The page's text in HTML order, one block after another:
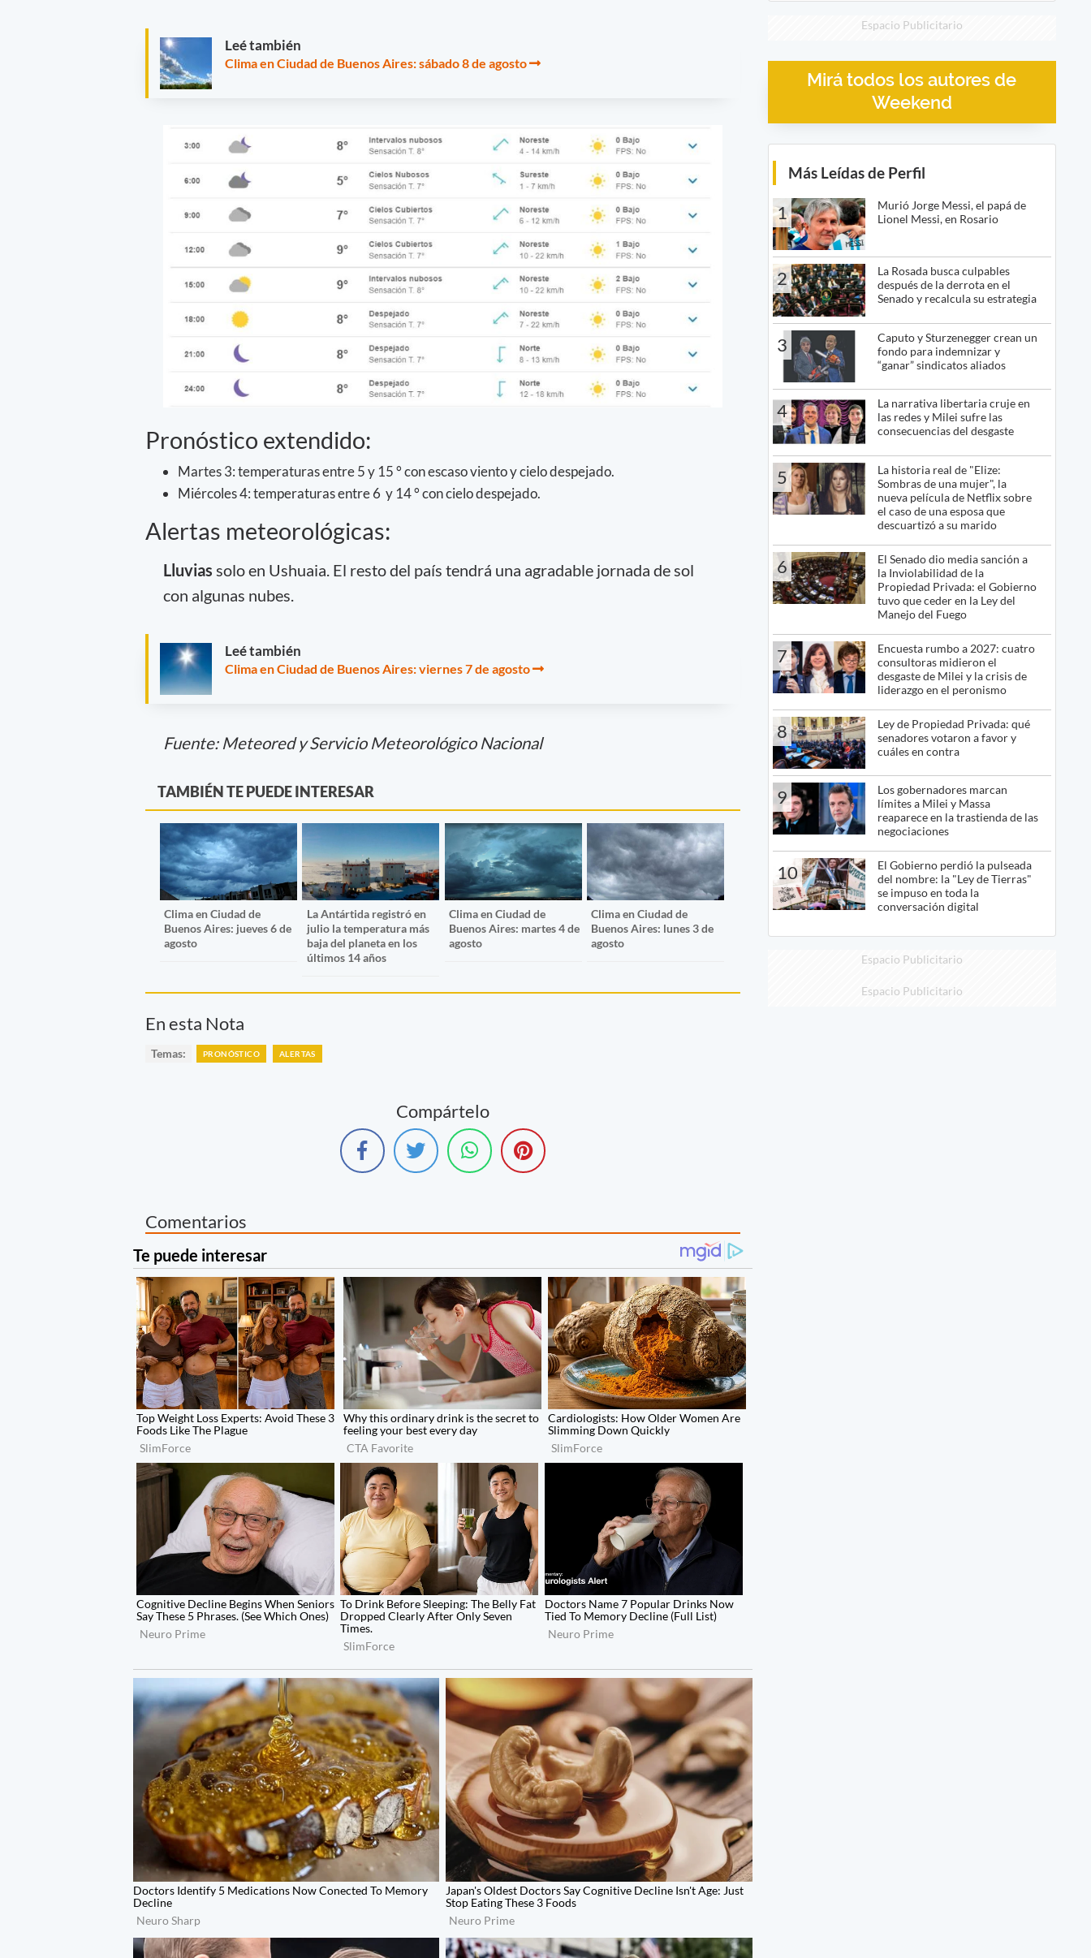
Leé también
Clima en Ciudad de Buenos Aires: sábado 8 de agosto
Pronóstico extendido:
Martes 3: temperaturas entre 5 y 15 ° con escaso viento y cielo despejado.
Miércoles 4: temperaturas entre 6 y 14 ° con cielo despejado.
Alertas meteorológicas:
Lluvias solo en Ushuaia. El resto del país tendrá una agradable jornada de sol
con algunas nubes.
Leé también
Clima en Ciudad de Buenos Aires: viernes 7 de agosto
Fuente: Meteored y Servicio Meteorológico Nacional
TAMBIÉN TE PUEDE INTERESAR
Clima en Ciudad de
Buenos Aires: jueves 6 de
agosto
La Antártida registró en
julio la temperatura más
baja del planeta en los
últimos 14 años
Clima en Ciudad de
Buenos Aires: martes 4 de
agosto
Clima en Ciudad de
Buenos Aires: lunes 3 de
agosto
En esta Nota
Temas: PRONÓSTICO ALERTAS
Compártelo
Comentarios
Espacio Publicitario
Mirá todos los autores de
Weekend
Más Leídas de Perfil
1
Murió Jorge Messi, el papá de
Lionel Messi, en Rosario
2
La Rosada busca culpables
después de la derrota en el
Senado y recalcula su estrategia
3
Caputo y Sturzenegger crean un
fondo para indemnizar y
“ganar” sindicatos aliados
4
La narrativa libertaria cruje en
las redes y Milei sufre las
consecuencias del desgaste
5
La historia real de "Elize:
Sombras de una mujer", la
nueva película de Netflix sobre
el caso de una esposa que
descuartizó a su marido
6
El Senado dio media sanción a
la Inviolabilidad de la
Propiedad Privada: el Gobierno
tuvo que ceder en la Ley del
Manejo del Fuego
7
Encuesta rumbo a 2027: cuatro
consultoras midieron el
desgaste de Milei y la crisis de
liderazgo en el peronismo
8
Ley de Propiedad Privada: qué
senadores votaron a favor y
cuáles en contra
9
Los gobernadores marcan
límites a Milei y Massa
reaparece en la trastienda de las
negociaciones
10
El Gobierno perdió la pulseada
del nombre: la "Ley de Tierras"
se impuso en toda la
conversación digital
Espacio Publicitario
Espacio Publicitario